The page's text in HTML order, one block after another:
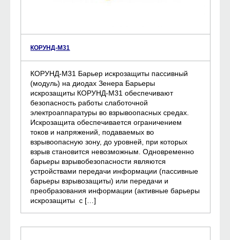
КОРУНД-М31
КОРУНД-М31 Барьер искрозащиты пассивный
(модуль) на диодах Зенера Барьеры
искрозащиты КОРУНД-М31 обеспечивают
безопасность работы слаботочной
электроаппаратуры во взрывоопасных средах.
Искрозащита обеспечивается ограничением
токов и напряжений, подаваемых во
взрывоопасную зону, до уровней, при которых
взрыв становится невозможным. Одновременно
барьеры взрывобезопасности являются
устройствами передачи информации (пассивные
барьеры взрывозащиты) или передачи и
преобразования информации (активные барьеры
искрозащиты с […]